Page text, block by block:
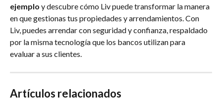
ejemplo y descubre cómo Liv puede transformar la manera
en que gestionas tus propiedades y arrendamientos. Con
Liv, puedes arrendar con seguridad y confianza, respaldado
por la misma tecnología que los bancos utilizan para
evaluar a sus clientes.
Artículos relacionados